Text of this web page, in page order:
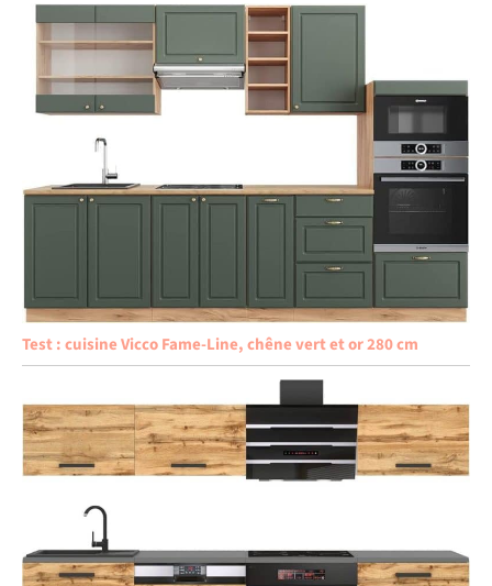
Test : cuisine Vicco Fame-Line, chêne vert et or 280 cm